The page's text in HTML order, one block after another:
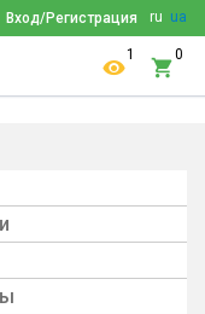
ru ua
Вход/Регистрация
1 0